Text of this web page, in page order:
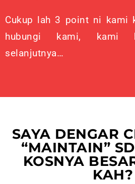
Cukup lah 3 point ni kami
hubungi kami, kami
selanjutnya…
SAYA DENGAR
“MAINTAIN”
KOSNYA
KAH?